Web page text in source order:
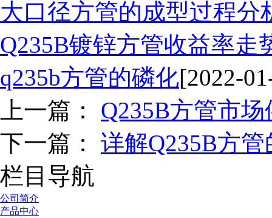
大口径方管的成型过程分
Q235B镀锌方管收益率走
q235b方管的磷化[2022-
上一篇： Q235B方管市
下一篇： 详解Q235B方
栏目导航
公司简介
产品中心